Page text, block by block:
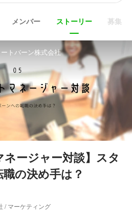
メンバー ストーリー 募集
トバーン株式会社
ネージャー対談】スタ
の決め手は？
/ マーケティング